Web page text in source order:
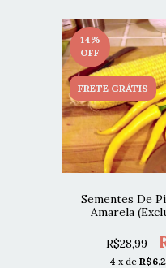
14%
OFF
FRETE GRÁTIS
Sementes De
Amarela
R$28,99
4 x de